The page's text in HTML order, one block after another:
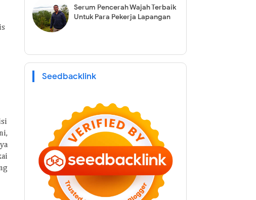
Serum Pencerah Wajah Terbaik
Untuk Para Pekerja Lapangan
Seedbacklink